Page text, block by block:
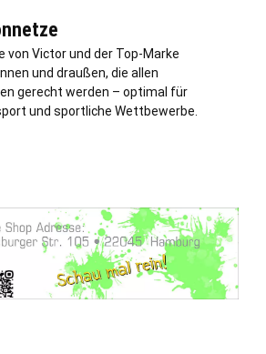
von Victor und der Top-Marke
und draußen, die allen
gerecht werden – optimal für
und sportliche Wettbewerbe.